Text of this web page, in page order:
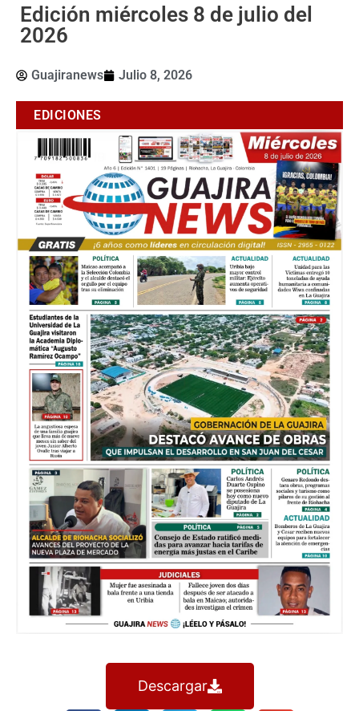
Edición miércoles 8 de julio del
2026
Guajiranews Julio 8, 2026
EDICIONES
Descargar